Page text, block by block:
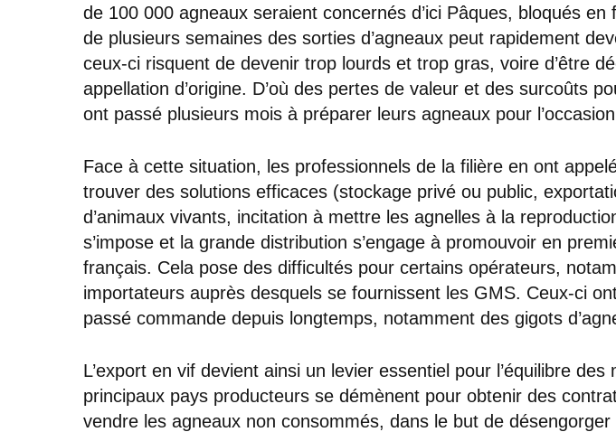
de 100 000 agneaux seraient concernés d’ici Pâques, bloqués
de plusieurs semaines des sorties d’agneaux peut rapidement
ceux-ci risquent de devenir trop lourds et trop gras, voire d’être
appellation d’origine. D’où des pertes de valeur et des surcoûts
ont passé plusieurs mois à préparer leurs agneaux pour
Face à cette situation, les professionnels de la filière en ont
trouver des solutions efficaces (stockage privé ou public,
d’animaux vivants, incitation à mettre les agnelles à la
s’impose et la grande distribution s’engage à promouvoir en
français. Cela pose des difficultés pour certains opérateurs,
importateurs auprès desquels se fournissent les GMS. Ceux-ci
passé commande depuis longtemps, notamment des gigots
L’export en vif devient ainsi un levier essentiel pour l’équilibre des
principaux pays producteurs se démènent pour obtenir des
vendre les agneaux non consommés, dans le but de